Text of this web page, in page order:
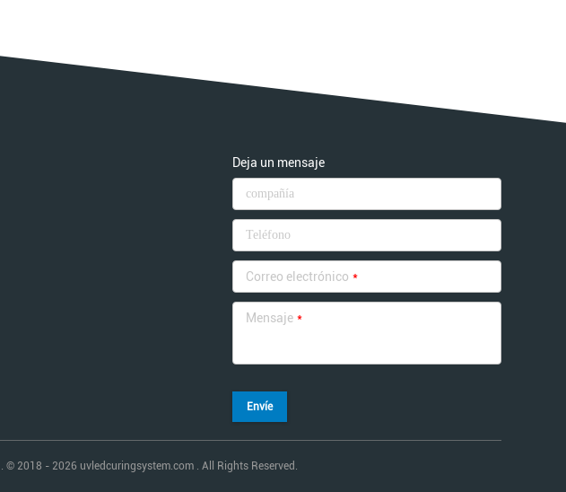
Deja un mensaje
Correo electrónico *
Mensaje *
Envíe
© 2018 - 2026 uvledcuringsystem.com . All Rights Reserved.